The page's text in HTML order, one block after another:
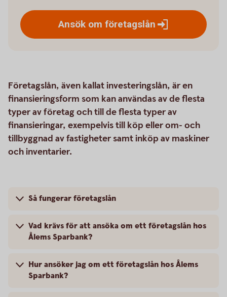
Ansök om företagslån
Företagslån, även kallat investeringslån, är en
finansieringsform som kan användas av de flesta
typer av företag och till de flesta typer av
finansieringar, exempelvis till köp eller om- och
tillbyggnad av fastigheter samt inköp av maskiner
och inventarier.
Så fungerar företagslån
Vad krävs för att ansöka om ett företagslån hos
Ålems Sparbank?
Hur ansöker jag om ett företagslån hos Ålems
Sparbank?